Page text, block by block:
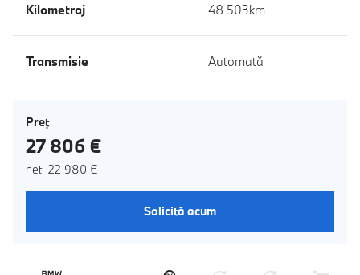
Kilometraj 48 503km
Transmisie Automată
Preţ
27 806 €
net 22 980 €
Solicită acum